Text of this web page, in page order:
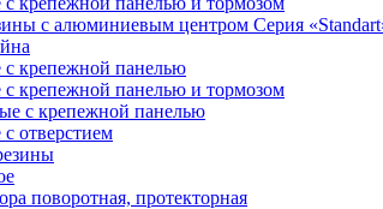
с алюминиевым центром Серия
крепежной панелью
крепежной панелью и тормозом
с крепежной панелью
отверстием
поворотная, протекторная